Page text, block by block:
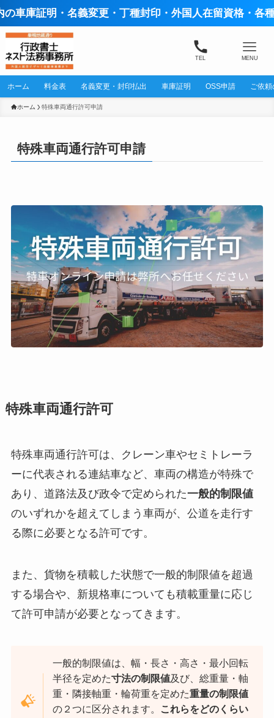
証明・名義変更・丁種封印・外国人在留資格・各種【ビ
TEL MENU
ホーム 料金表 名義変更・封印払出 車庫証明 OSS申請 ご依
ホーム 特殊車両通行許可申請
特殊車両通行許可申請
特殊車両通行許可
特殊車両通行許可は、クレーン車やセミトレーラ
ーに代表される連結車など、車両の構造が特殊で
あり、道路法及び政令で定められた一般的制限値
のいずれかを超えてしまう車両が、公道を走行す
る際に必要となる許可です。
また、貨物を積載した状態で一般的制限値を超過
する場合や、新規格車についても積載重量に応じ
て許可申請が必要となってきます。
一般的制限値は、幅・長さ・高さ・最小回転
半径を定めた寸法の制限値及び、総重量・軸
重・隣接軸重・輪荷重を定めた重量の制限値
の２つに区分されます。 これらをどのくらい